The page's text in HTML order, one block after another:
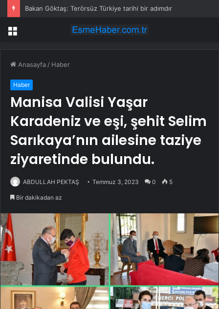
Bakan Göktaş: Terörsüz Türkiye tarihi bir adımdır
Menü
Anasayfa / Haber
Haber
Manisa Valisi Yaşar
Karadeniz ve eşi, şehit Selim
Sarıkaya’nın ailesine taziye
ziyaretinde bulundu.
ABDULLAH PEKTAŞ Temmuz 3, 2023 0 5
Bir dakikadan az